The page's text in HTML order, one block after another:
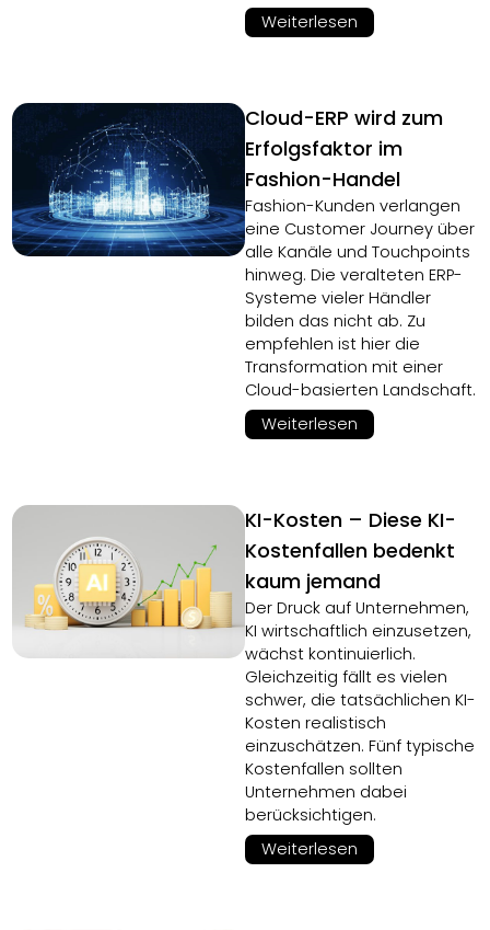
Weiterlesen
Cloud-ERP wird zum
Erfolgsfaktor im
Fashion-Handel
Fashion-Kunden verlangen
eine Customer Journey über
alle Kanäle und Touchpoints
hinweg. Die veralteten ERP-
Systeme vieler Händler
bilden das nicht ab. Zu
empfehlen ist hier die
Transformation mit einer
Cloud-basierten Landschaft.
Weiterlesen
KI-Kosten – Diese KI-
Kostenfallen bedenkt
kaum jemand
Der Druck auf Unternehmen,
KI wirtschaftlich einzusetzen,
wächst kontinuierlich.
Gleichzeitig fällt es vielen
schwer, die tatsächlichen KI-
Kosten realistisch
einzuschätzen. Fünf typische
Kostenfallen sollten
Unternehmen dabei
berücksichtigen.
Weiterlesen